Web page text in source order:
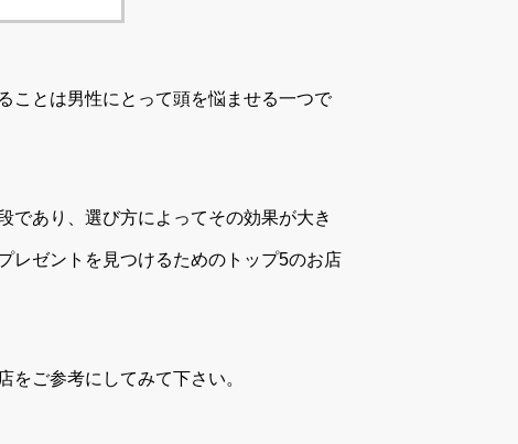
ことは男性にとって頭を悩ませる一つで
であり、選び方によってその効果が大き
レゼントを見つけるためのトップ5のお店
ご参考にしてみて下さい。